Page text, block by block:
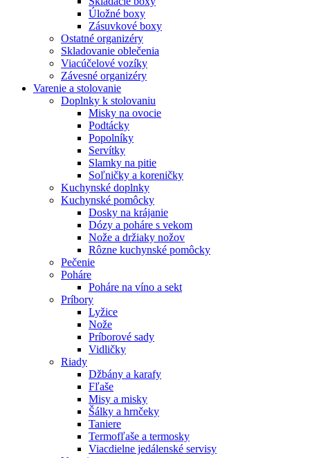
Úložné boxy
Zásuvkové boxy
Ostatné organizéry
Skladovanie oblečenia
Viacúčelové vozíky
Závesné organizéry
Varenie a stolovanie
Doplnky k stolovaniu
Misky na ovocie
Podtácky
Popolníky
Servítky
Slamky na pitie
Soľničky a koreničky
Kuchynské doplnky
Kuchynské pomôcky
Dosky na krájanie
Dózy a poháre s vekom
Nože a držiaky nožov
Rôzne kuchynské pomôcky
Pečenie
Poháre
Poháre na víno a sekt
Príbory
Lyžice
Nože
Príborové sady
Vidličky
Riady
Džbány a karafy
Fľaše
Misy a misky
Šálky a hrnčeky
Taniere
Termofľaše a termosky
Viacdielne jedálenské servisy